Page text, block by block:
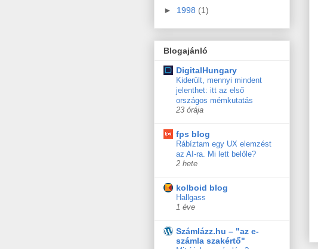
► 1998 (1)
Blogajánló
DigitalHungary
Kiderült, mennyi mindent
jelenthet: itt az első
országos mémkutatás
23 órája
fps blog
Rábíztam egy UX elemzést
az AI-ra. Mi lett belőle?
2 hete
kolboid blog
Hallgass
1 éve
Számlázz.hu – "az e-
számla szakértő"